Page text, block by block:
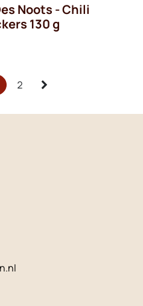
Noots - Chili
130 g
2